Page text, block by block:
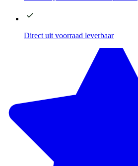
Direct uit voorraad leverbaar